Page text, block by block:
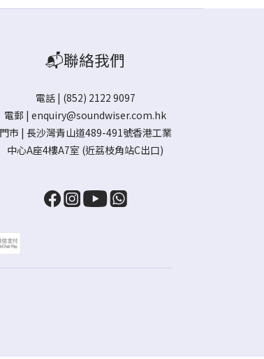
📬聯絡我們
電話 | (852) 2122 9097
電郵 |enquiry@soundwiser.com.hk
門市 | 長沙灣青山道489-491號香港工業
中心A座4樓A7室 (近荔枝角站C出口)